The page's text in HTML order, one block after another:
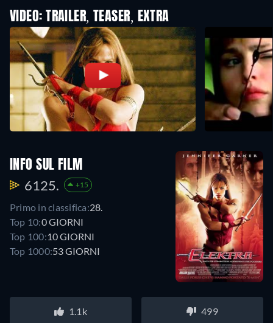
VIDEO: TRAILER, TEASER, EXTRA
INFO SUL FILM
6125. +15
Primo in classifica:28.
Top 10:0 GIORNI
Top 100:10 GIORNI
Top 1000:53 GIORNI
1.1k 499